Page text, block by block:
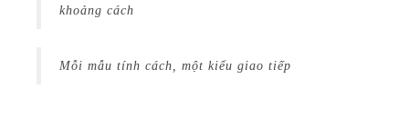
khoảng cách
Mỗi mẫu tính cách, một kiểu giao tiếp